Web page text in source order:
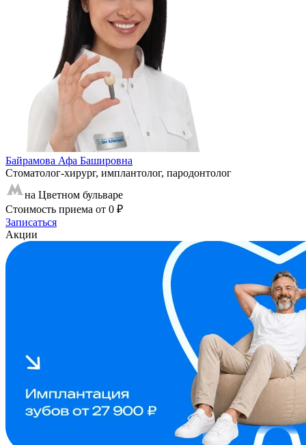
Байрамова Афа Башировна
Стоматолог-хирург, имплантолог, пародонтолог
на Цветном бульваре
Стоимость приема от 0 ₽
Записаться
Акции